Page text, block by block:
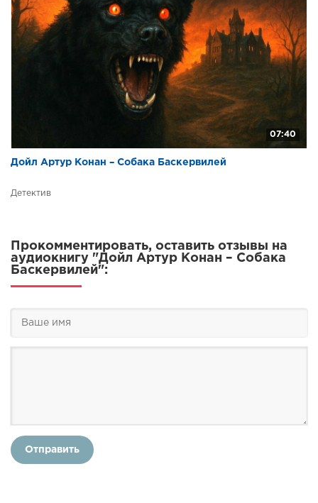
07:40
Дойл Артур Конан – Собака Баскервилей
Детектив
Прокомментировать, оставить отзывы на
аудиокнигу "Дойл Артур Конан – Собака
Баскервилей":
Отправить